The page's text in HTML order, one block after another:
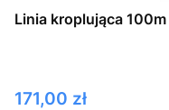
Linia kroplująca
Cena
171,00 zł